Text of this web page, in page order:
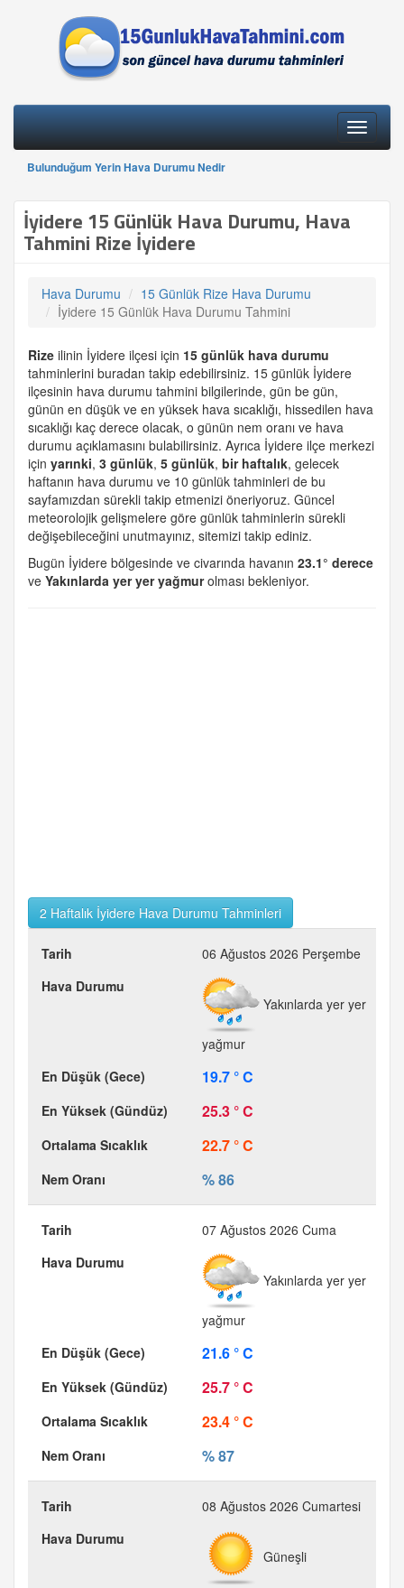
Toggle
Bulunduğum Yerin Hava Durumu Nedir
İyidere 15 Günlük Hava Durumu, Hava
Tahmini Rize İyidere
Hava Durumu
15 Günlük Rize Hava Durumu
İyidere 15 Günlük Hava Durumu Tahmini
Rize ilinin İyidere ilçesi için 15 günlük hava durumu
tahminlerini buradan takip edebilirsiniz. 15 günlük İyidere
ilçesinin hava durumu tahmini bilgilerinde, gün be gün,
günün en düşük ve en yüksek hava sıcaklığı, hissedilen hava
sıcaklığı kaç derece olacak, o günün nem oranı ve hava
durumu açıklamasını bulabilirsiniz. Ayrıca İyidere ilçe merkezi
için yarınki, 3 günlük, 5 günlük, bir haftalık, gelecek
haftanın hava durumu ve 10 günlük tahminleri de bu
sayfamızdan sürekli takip etmenizi öneriyoruz. Güncel
meteorolojik gelişmelere göre günlük tahminlerin sürekli
değişebileceğini unutmayınız, sitemizi takip ediniz.
Bugün İyidere bölgesinde ve civarında havanın 23.1° derece
ve Yakınlarda yer yer yağmurolması bekleniyor.
2 Haftalık İyidere Hava Durumu Tahminleri
06 Ağustos 2026 Perşembe
Yakınlarda yer yer
yağmur
19.7 ° C
25.3 ° C
22.7 ° C
% 86
07 Ağustos 2026 Cuma
Yakınlarda yer yer
yağmur
21.6 ° C
25.7 ° C
23.4 ° C
% 87
08 Ağustos 2026 Cumartesi
Güneşli